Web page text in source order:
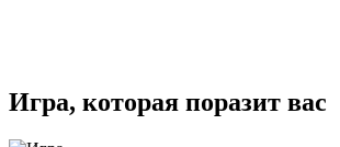
Игра, которая поразит вас